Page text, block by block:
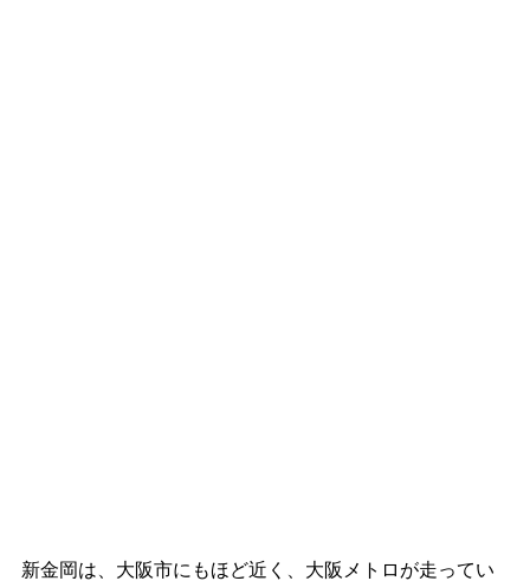
新金岡は、大阪市にもほど近く、大阪メトロが走ってい